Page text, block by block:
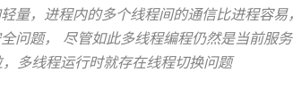
量，进程内的多个线程间的通信比进程容
问题， 尽管如此多线程编程仍然是当前服
多线程运行时就存在线程切换问题